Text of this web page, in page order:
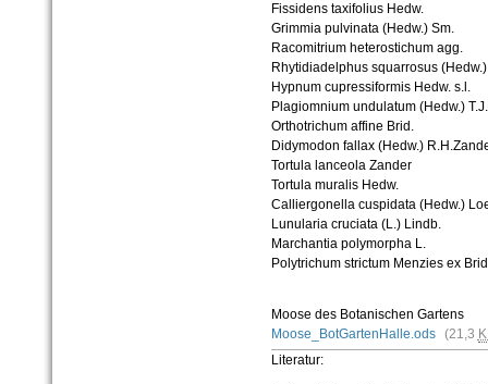
Fissidens taxifolius Hedw.
Grimmia pulvinata (Hedw.) Sm.
Racomitrium heterostichum agg.
Rhytidiadelphus squarrosus
Hypnum cupressiformis Hedw. s.l.
Plagiomnium undulatum (Hedw.)
Orthotrichum affine Brid.
Didymodon fallax (Hedw.)
Tortula lanceola Zander
Tortula muralis Hedw.
Calliergonella cuspidata (Hedw.)
Lunularia cruciata (L.) Lindb.
Marchantia polymorpha L.
Polytrichum strictum Menzies ex
Moose des Botanischen Gartens
Moose_BotGartenHalle.ods (21,3
Literatur: